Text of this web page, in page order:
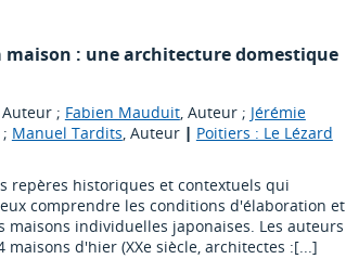
maison : une architecture domestique
Auteur ; Fabien Mauduit, Auteur ; Jérémie
Manuel Tardits, Auteur | Poitiers : Le Lézard
repères historiques et contextuels qui
comprendre les conditions d'élaboration et
maisons individuelles japonaises. Les auteurs
maisons d'hier (XXe siècle, architectes :[...]